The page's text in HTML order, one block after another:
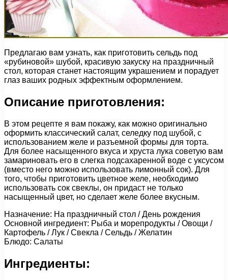
Предлагаю вам узнать, как приготовить сельдь под
«рубиновой» шубой, красивую закуску на праздничный
стол, которая станет настоящим украшением и порадует
глаз ваших родных эффектным оформлением.
Описание приготовления:
В этом рецепте я вам покажу, как можно оригинально
оформить классический салат, селедку под шубой, с
использованием желе и разъемной формы для торта.
Для более насыщенного вкуса и хруста лука советую вам
замариновать его в слегка подсахаренной воде с уксусом
(вместо него можно использовать лимонный сок). Для
того, чтобы приготовить цветное желе, необходимо
использовать сок свеклы, он придаст не только
насыщенный цвет, но сделает желе более вкусным.
Назначение: На праздничный стол / День рождения
Основной ингредиент: Рыба и морепродукты / Овощи /
Картофель / Лук / Свекла / Сельдь / Желатин
Блюдо: Салаты
Ингредиенты: